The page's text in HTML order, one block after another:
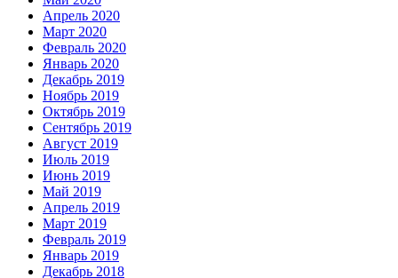
Апрель 2020
Март 2020
Февраль 2020
Январь 2020
Декабрь 2019
Ноябрь 2019
Октябрь 2019
Сентябрь 2019
Август 2019
Июль 2019
Июнь 2019
Май 2019
Апрель 2019
Март 2019
Февраль 2019
Январь 2019
Декабрь 2018